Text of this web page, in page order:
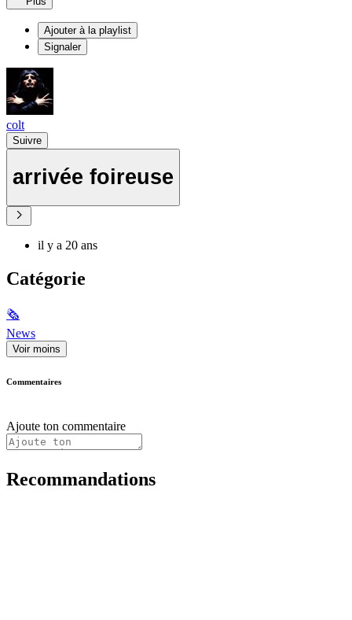
Ajouter à la playlist
Signaler
colt
Suivre
arrivée foireuse
il y a 20 ans
Catégorie
🗞
News
Voir moins
Commentaires
Ajoute ton commentaire
Recommandations